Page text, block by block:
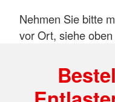
Nehmen Sie bitte
vor Ort, siehe